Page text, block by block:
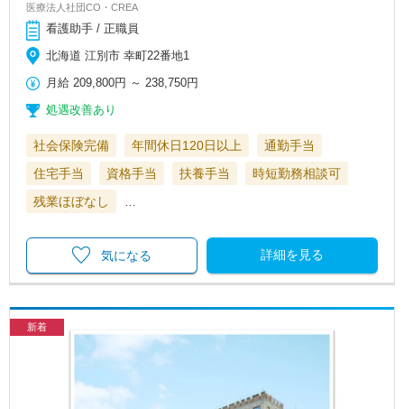
医療法人社団CO・CREA
看護助手 / 正職員
北海道 江別市 幸町22番地1
月給 209,800円 ～ 238,750円
処遇改善あり
社会保険完備 年間休日120日以上
通勤手当
住宅手当
資格手当 扶養手当
時短勤務相談可
残業ほぼなし
詳細を見る
気になる
新着